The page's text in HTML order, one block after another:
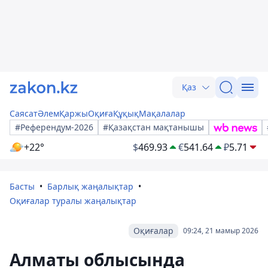
Қаз
СаясатӘлемҚаржыОқиғаҚұқықМақалалар
#Референдум-2026
#Қазақстан мақтанышы
+22° $469.93 €541.64 ₽5.71
Басты
Барлық жаңалықтар
Оқиғалар туралы жаңалықтар
09:24, 21 мамыр 2026
Оқиғалар
Алматы облысында